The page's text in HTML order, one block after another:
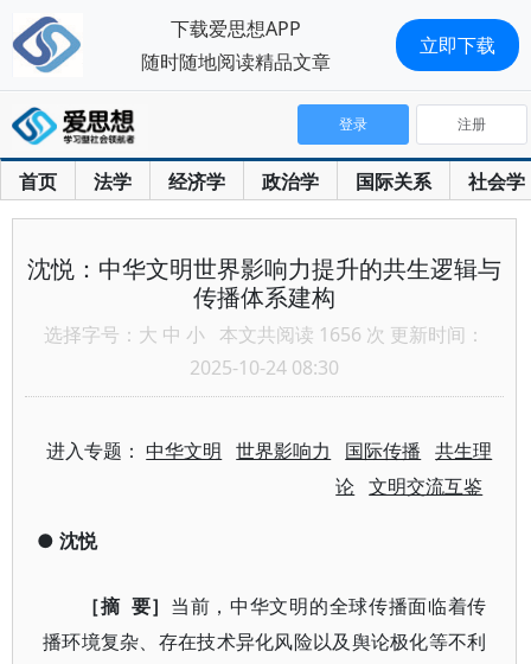
首页 法学 经济学 政治学 国际关系 社会学
登录 注册
沈悦：中华文明世界影响力提升的共生逻辑与
传播体系建构
选择字号： 大 中 小 本文共阅读 1656 次 更新时间：
2025-10-24 08:30
进入专题：中华文明 世界影响力 国际传播
共生理
论 文明交流互鉴
● 沈悦
［摘要］
当前，中华文明的全球传播面临着传
播环境复杂、存在技术异化风险以及舆论极化等不利
下载爱思想APP
随时随地阅读精品文章
立即下载